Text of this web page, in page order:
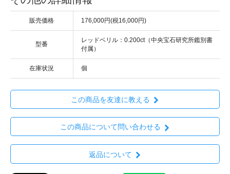
販売価格 176,000円(税16,000円)
型番
レッドベリル：0.200ct（中央宝石研究所鑑別書
付属）
在庫状況 個
この商品を友達に教える
この商品について問い合わせる
返品について